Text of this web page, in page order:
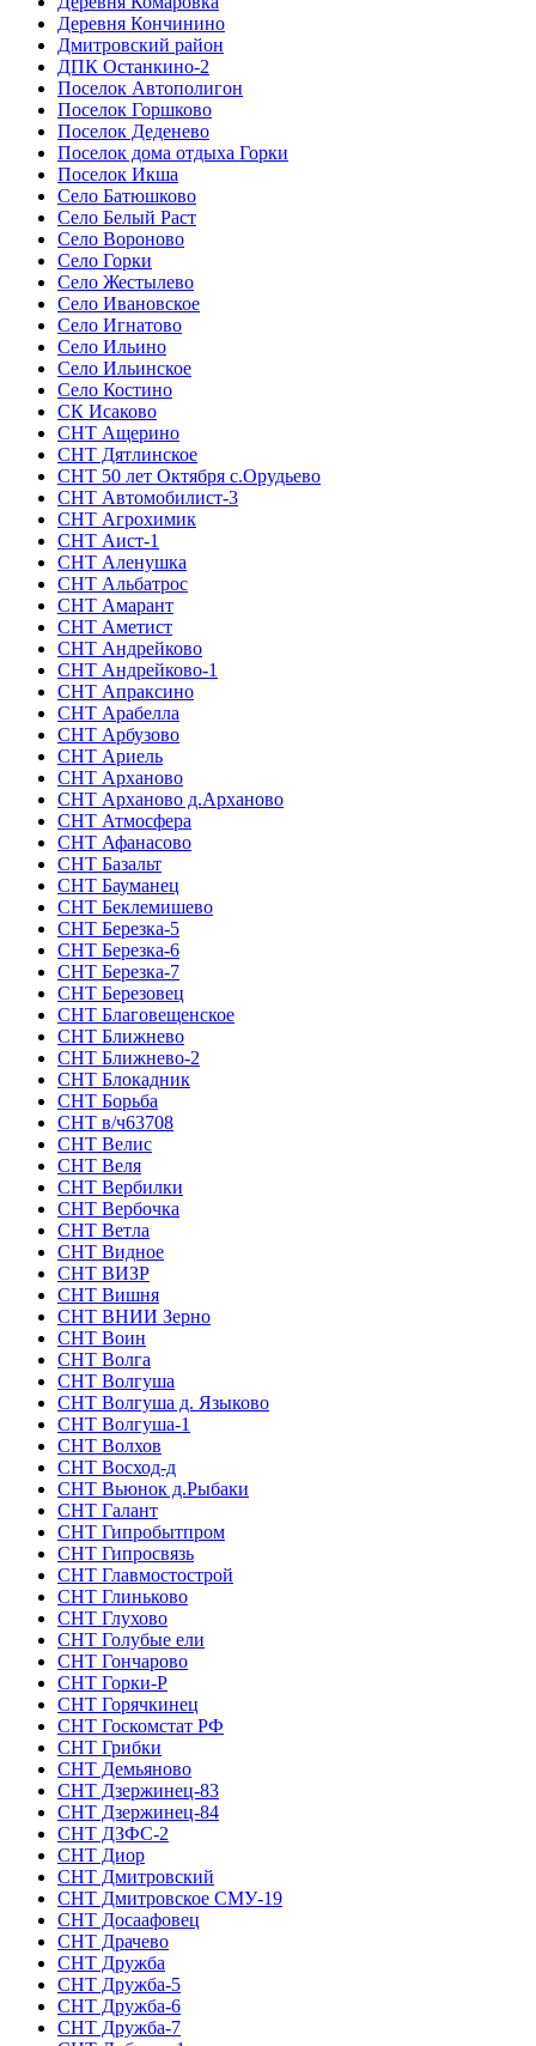
Деревня Кончинино
Дмитровский район
ДПК Останкино-2
Поселок Автополигон
Поселок Горшково
Поселок Деденево
Поселок дома отдыха Горки
Поселок Икша
Село Батюшково
Село Белый Раст
Село Вороново
Село Горки
Село Жестылево
Село Ивановское
Село Игнатово
Село Ильино
Село Ильинское
Село Костино
СК Исаково
СНТ Ащерино
СНТ Дятлинское
СНТ 50 лет Октября с.Орудьево
СНТ Автомобилист-3
СНТ Агрохимик
СНТ Аист-1
СНТ Аленушка
СНТ Альбатрос
СНТ Амарант
СНТ Аметист
СНТ Андрейково
СНТ Андрейково-1
СНТ Апраксино
СНТ Арабелла
СНТ Арбузово
СНТ Ариель
СНТ Арханово
СНТ Арханово д.Арханово
СНТ Атмосфера
СНТ Афанасово
СНТ Базальт
СНТ Бауманец
СНТ Беклемишево
СНТ Березка-5
СНТ Березка-6
СНТ Березка-7
СНТ Березовец
СНТ Благовещенское
СНТ Ближнево
СНТ Ближнево-2
СНТ Блокадник
СНТ Борьба
СНТ в/ч63708
СНТ Велис
СНТ Веля
СНТ Вербилки
СНТ Вербочка
СНТ Ветла
СНТ Видное
СНТ ВИЗР
СНТ Вишня
СНТ ВНИИ Зерно
СНТ Воин
СНТ Волга
СНТ Волгуша
СНТ Волгуша д. Языково
СНТ Волгуша-1
СНТ Волхов
СНТ Восход-д
СНТ Вьюнок д.Рыбаки
СНТ Галант
СНТ Гипробытпром
СНТ Гипросвязь
СНТ Главмостострой
СНТ Глиньково
СНТ Глухово
СНТ Голубые ели
СНТ Гончарово
СНТ Горки-Р
СНТ Горячкинец
СНТ Госкомстат РФ
СНТ Грибки
СНТ Демьяново
СНТ Дзержинец-83
СНТ Дзержинец-84
СНТ ДЗФС-2
СНТ Диор
СНТ Дмитровский
СНТ Дмитровское СМУ-19
СНТ Досаафовец
СНТ Драчево
СНТ Дружба
СНТ Дружба-5
СНТ Дружба-6
СНТ Дружба-7